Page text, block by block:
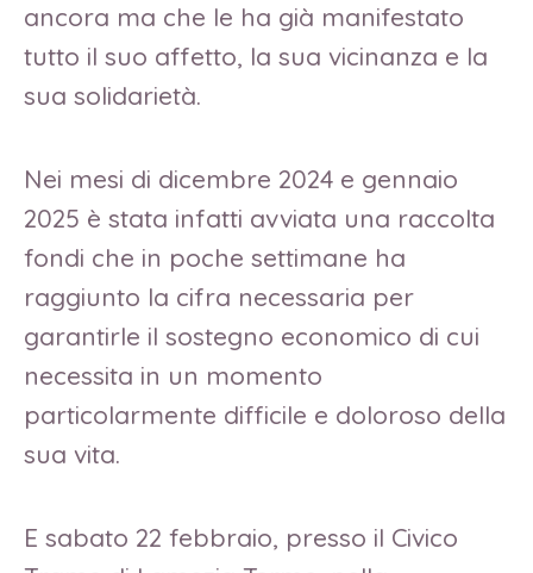
ancora ma che le ha già manifestato
tutto il suo affetto, la sua vicinanza e la
sua solidarietà.
Nei mesi di dicembre 2024 e gennaio
2025 è stata infatti avviata una raccolta
fondi che in poche settimane ha
raggiunto la cifra necessaria per
garantirle il sostegno economico di cui
necessita in un momento
particolarmente difficile e doloroso della
sua vita.
E sabato 22 febbraio, presso il Civico